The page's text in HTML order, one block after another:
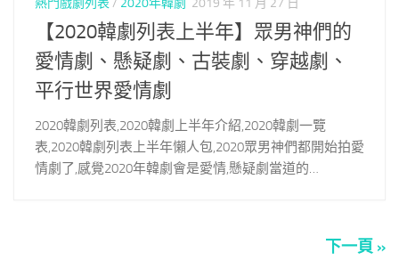
熱門戲劇列表 / 2020年韓劇 2019 年 11 月 27 日
【2020韓劇列表上半年】眾男神們的
愛情劇、懸疑劇、古裝劇、穿越劇、
平行世界愛情劇
2020韓劇列表,2020韓劇上半年介紹,2020韓劇一覽
表,2020韓劇列表上半年懶人包,2020眾男神們都開始拍愛
情劇了,感覺2020年韓劇會是愛情,懸疑劇當道的…
下一頁 »